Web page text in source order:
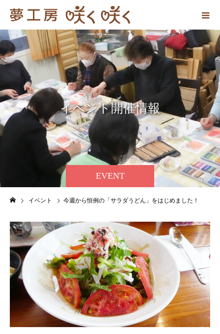
EVENT
イベント開催情報
イベント 今週から恒例の「サラダうどん」をはじめました！